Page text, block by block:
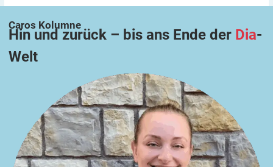
Caros Kolumne
Hin und zurück – bis ans Ende der Dia-
Welt